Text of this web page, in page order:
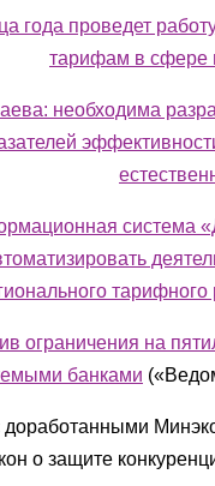
года проведет
тарифам в сфере
необходима
система
тарифного
ограничения на
банками
доработанными
о защите